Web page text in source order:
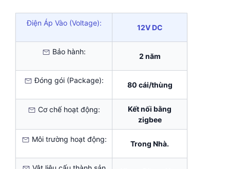
Điện Áp Vào (Voltage):
12V DC
Bảo hành:
2 năm
Đóng gói (Package):
80 cái/thùng
Cơ chế hoạt động:
Kết nối bằng
zigbee
Môi trường hoạt động:
Trong Nhà.